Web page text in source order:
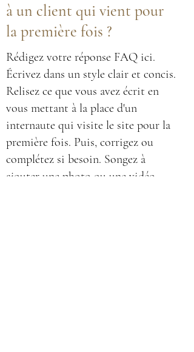
à un client qui vient pour
la première fois ?
Rédigez votre réponse FAQ ici.
Écrivez dans un style clair et concis.
Relisez ce que vous avez écrit en
vous mettant à la place d'un
internaute qui visite le site pour la
première fois. Puis, corrigez ou
complétez si besoin. Songez à
ajouter une photo ou une vidéo